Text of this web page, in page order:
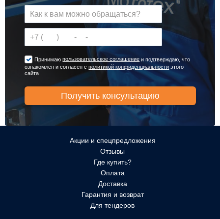
Принимаюпользовательское соглашение и подтверждаю, что
ознакомлен и согласен сполитикой конфиденциальности этого
сайта
Акции и спецпредложения
Отзывы
Где купить?
Оплата
Доставка
Гарантия и возврат
Для тендеров